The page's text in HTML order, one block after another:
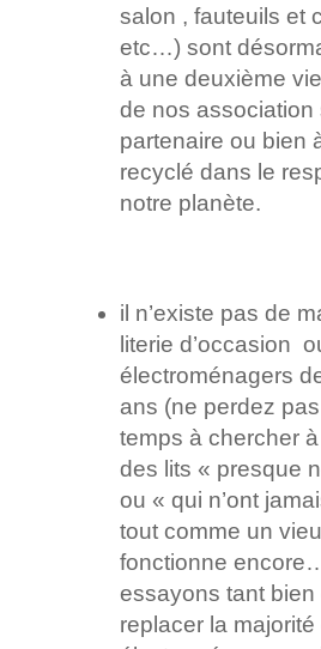
salon , fauteuils et
etc…) sont
à une deuxième
de nos association
partenaire ou bien
recyclé dans le
notre planète.
il n’existe pas de
literie d’occasion
électroménagers
ans (ne perdez
temps à chercher
des lits « presque
ou « qui n’ont
tout comme un
fonctionne
essayons tant bien
replacer la majorité